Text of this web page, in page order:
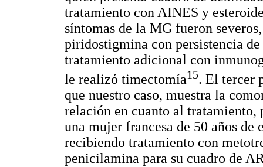
tratamiento con AINES y
síntomas de la MG fueron
piridostigmina con persistencia
tratamiento adicional con
le realizó timectomía15. El tercer
que nuestro caso, muestra la
relación en cuanto al
una mujer francesa de 50 años
recibiendo tratamiento con
penicilamina para su cuadro de